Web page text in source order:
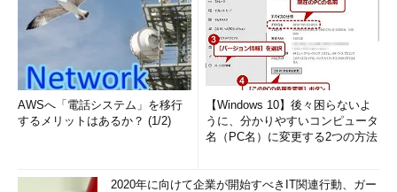
AWSへ「電話システム」を移行
するメリットはあるか？ (1/2)
【Windows 10】後々困らないよ
うに、分かりやすいコンピュータ
名（PC名）に変更する2つの方法
2020年に向けて企業が開始すべきIT関連行動、ガー